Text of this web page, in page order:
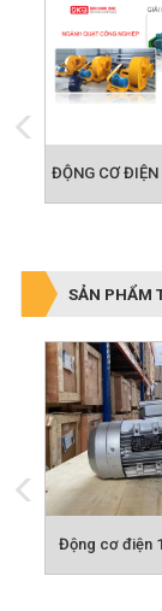
SẢN PHẨM
Động cơ